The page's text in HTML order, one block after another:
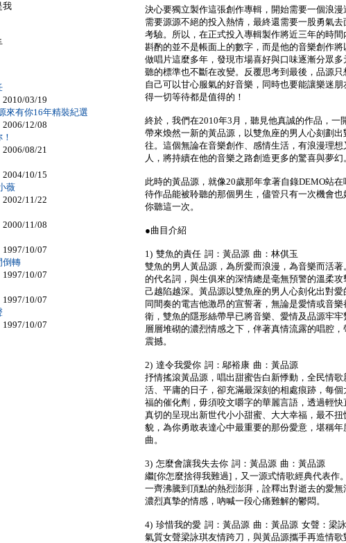
決心要獨立製作這張創作專輯，開始需要一個浪
需要源源不絕的投入熱情，最終還需要一股勇氣
考驗。所以，在正式投入專輯製作將近三年的時
斟酌的並不是帳面上的數字，而是他的音樂創作將
做唱片這麼多年，發現市場喜好與口味逐漸分眾
聽的標準也不斷在改變。反覆思考到最後，品源
自己可以甘心服氣的好音樂，同時也要能讓樂迷
得一切等待都是值得的！
終於，我們在2010年3月，聽見他真誠的作品，一
帶來煥然一新的黃品源，以雙魚座的男人心刻劃出
往。這個無論在音樂創作、感情生活，有浪漫理想
人，將持續在他的音樂之路創造更多的驚喜與夢幻。
此時的黃品源，就像20歲那年拿著自錄DEMO站
待作品能被聆聽的那個男生，儘管只有一次機會
你聽這一次。
●曲目介紹
1) 雙魚的責任 詞：黃品源 曲：林倛玉
雙魚的男人黃品源，為所愛而浪漫，為音樂而活著
的代名詞，與生俱來的深情總是毫無預警的溫柔攻
己越陷越深。黃品源以雙魚座的男人心刻化出對愛
同間奏的電吉他激昂的宣誓著，無論是愛情或音
衛，雙魚的隱形絲帶早已將音樂、愛情及品源牢牢
層層堆砌的濃烈情感之下，伴著真情流露的唱腔
震撼。
2) 達令我愛你 詞：鄔裕康 曲：黃品源
抒情搖滾黃品源，唱出甜蜜告白新悸動，全民情歌
活、平庸的日子，卻充滿最深刻的相處痕跡，每
福的催化劑，毋須咬文嚼字的華麗言語，透過輕
真切的呈現出新世代小小甜蜜、大大幸福，最不
貌，為你勇敢表達心中最重要的那份愛意，堪稱年
曲。
3) 怎麼會讓我失去你 詞：黃品源 曲：黃品源
繼[你怎麼捨得我難過]，又一源式情歌經典代表作
一齊沸騰到頂點的熱烈澎湃，詮釋出對逝去的愛
濃烈真摯的情感，吶喊一段心痛難解的鬱悶。
4) 珍惜我的愛 詞：黃品源 曲：黃品源 女聲：梁
氣質女聲梁詠琪友情跨刀，與黃品源攜手再造情
我
03/19
來有你16年精裝紀選
12/08
08/21
10/15
薇
11/22
11/08
10/07
倒轉
10/07
10/07
10/07